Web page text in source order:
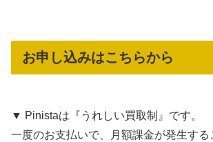
お申し込みはこちらから
▼ Pinistaは『うれしい買取制』です。
一度のお支払いで、月額課金が発生す